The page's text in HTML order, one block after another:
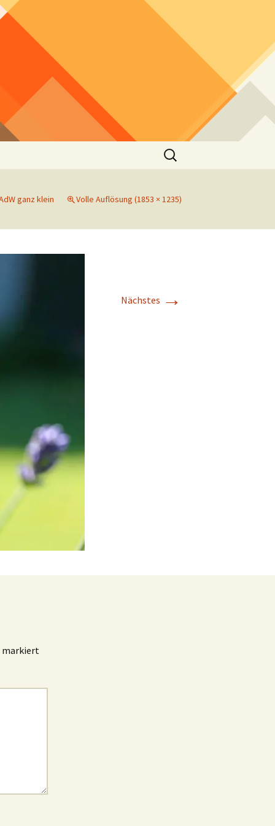
Suchen
nach:
ganz klein Volle Auflösung (1853 × 1235)
Nächstes →
markiert